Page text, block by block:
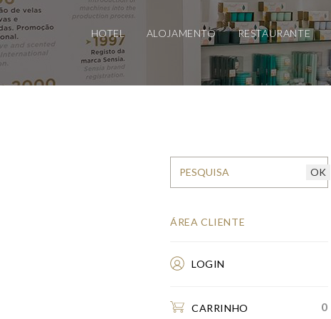
HOTEL ALOJAMENTO RESTAURANTE
ÁREA CLIENTE
LOGIN
CARRINHO 0